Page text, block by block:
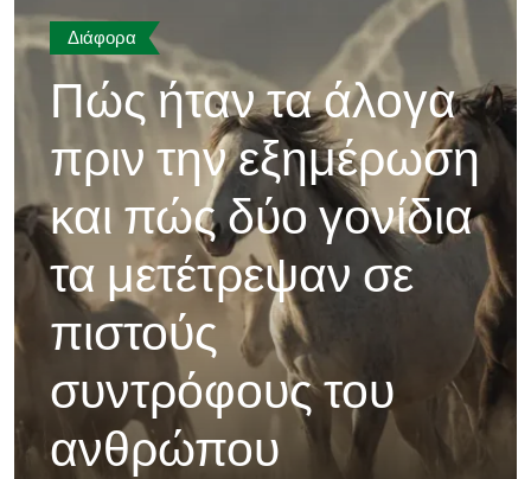
Διάφορα
Πώς ήταν τα άλογα
πριν την εξημέρωση
και πώς δύο γονίδια
τα μετέτρεψαν σε
πιστούς
συντρόφους του
ανθρώπου